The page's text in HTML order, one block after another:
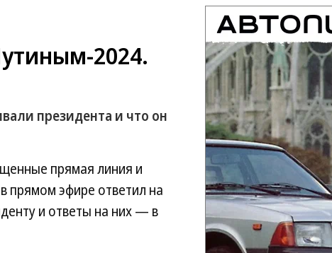
2024.
президента и что он
прямая линия и
прямом эфире ответил на
и ответы на них — в